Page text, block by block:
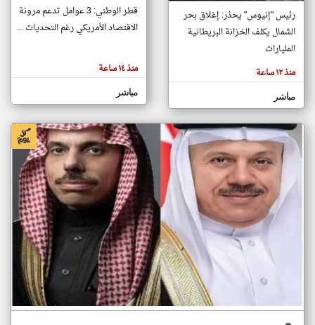
مصادر الأخبار من البحرين
اخبار البحرين على مدار الساعة
أهم اخبار البحرين العاجلة والمباشرة
المقالات
الموجوده
وجهة
نظر
كاتبيها.
رئيس "إنيوس" يحذر: إغلاق بحر
الشمال يكلف الخزانة البريطانية
المليارات
منذ ١٢ ساعة
مباشر
قطر الوطني: 3 عوامل تدعم مرونة
الاقتصاد الأمريكي رغم التحديات ...
منذ ١٤ ساعة
مباشر
klyoum.com